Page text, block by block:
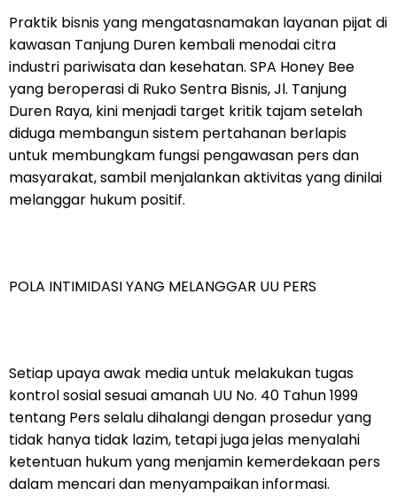
Praktik bisnis yang mengatasnamakan layanan pijat di
kawasan Tanjung Duren kembali menodai citra
industri pariwisata dan kesehatan. SPA Honey Bee
yang beroperasi di Ruko Sentra Bisnis, Jl. Tanjung
Duren Raya, kini menjadi target kritik tajam setelah
diduga membangun sistem pertahanan berlapis
untuk membungkam fungsi pengawasan pers dan
masyarakat, sambil menjalankan aktivitas yang dinilai
melanggar hukum positif.
POLA INTIMIDASI YANG MELANGGAR UU PERS
Setiap upaya awak media untuk melakukan tugas
kontrol sosial sesuai amanah UU No. 40 Tahun 1999
tentang Pers selalu dihalangi dengan prosedur yang
tidak hanya tidak lazim, tetapi juga jelas menyalahi
ketentuan hukum yang menjamin kemerdekaan pers
dalam mencari dan menyampaikan informasi.